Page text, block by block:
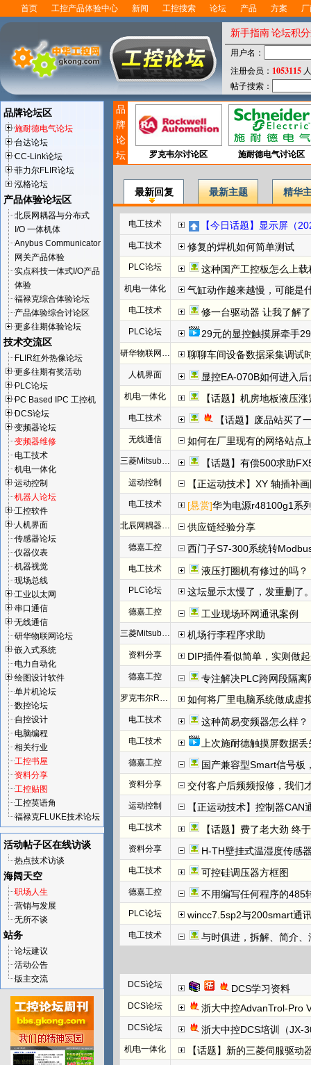
首页 工控产品体验中心 新闻 工控搜索 论坛 产品 方案
新手指南论坛积
用户名：
注册会员： 1053115
帖子搜索：
品牌论坛区
施耐德电气论坛
台达论坛
CC-Link论坛
菲力尔FLIR论坛
泓格论坛
产品体验论坛区
北辰网耦器与分布式
I/O 一体机体
Anybus Communicator
网关产品体验
实点科技一体式I/O产品
体验
福禄克综合体验论坛
产品体验综合讨论区
更多往期体验论坛
技术交流区
FLIR红外热像论坛
更多往期有奖活动
PLC论坛
PC Based IPC 工控机
DCS论坛
变频器论坛
变频器维修
电工技术
机电一体化
运动控制
机器人论坛
工控软件
人机界面
传感器论坛
仪器仪表
机器视觉
现场总线
工业以太网
串口通信
无线通信
研华物联网论坛
嵌入式系统
电力自动化
绘图设计软件
单片机论坛
数控论坛
自控设计
电脑编程
相关行业
工控书屋
资料分享
工控贴图
工控英语角
福禄克FLUKE技术论坛
活动帖子区在线访谈
热点技术访谈
海阔天空
职场人生
营销与发展
无所不谈
站务
论坛建议
活动公告
版主交流
品
牌
论
坛
罗克韦尔讨论区 施耐德电气讨论区
最新回复 最新主题 精华
电工技术 【今日话题】显示屏（
电工技术 修复的焊机如何简单测试
PLC论坛 这种国产工控板怎么上
机电一体化 气缸动作越来越慢，可能是
电工技术 修一台驱动器 让我了解
PLC论坛 29元的显控触摸屏牵手
研华物联网论坛 聊聊车间设备数据采集调试
人机界面 显控EA-070B如何进入
机电一体化 【话题】机房地板液压
电工技术 【话题】废品站买了
无线通信 如何在厂里现有的网络站点
三菱Mitsubishi 【话题】有偿500求助
运动控制 【正运动技术】XY 轴插补
电工技术 [悬赏]华为电源r48100g1系
北辰网耦器与分布式 I/O 一体机体 供应链经验分享
德嘉工控 西门子S7-300系统转
电工技术 液压打圈机有修过的吗？
PLC论坛 这坛显示太慢了，发重删了
德嘉工控 工业现场环网通讯案例
三菱Mitsubishi 机场行李程序求助
资料分享 DIP插件看似简单，实则做
德嘉工控 专注解决PLC跨网段隔离
罗克韦尔Rockwell(AB) 如何将厂里电脑系统做成虚
电工技术 这种简易变频器怎么样？
电工技术 上次施耐德触摸屏数据丢
德嘉工控 国产兼容型Smart信号板，通
资料分享 交付客户后频频报修，我们才
运动控制 【正运动技术】控制器
电工技术 【话题】费了老大劲 终于
资料分享 H-TH壁挂式温湿度传感
电工技术 可控硅调压器方框图
德嘉工控 不用编写任何程序的485
PLC论坛 wincc7.5sp2与200smart通
电工技术 与时俱进，拆解、简介
DCS论坛 DCS学习资料
DCS论坛 浙大中控AdvanTrol-Pro
DCS论坛 浙大中控DCS培训（JX-
机电一体化 【话题】新的三菱伺服驱